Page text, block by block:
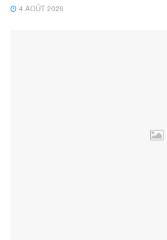
4 AOÛT 2026